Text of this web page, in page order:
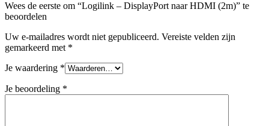
Wees de eerste om “Logilink – DisplayPort naar HDMI (2m)” te
beoordelen
Uw e-mailadres wordt niet gepubliceerd. Vereiste velden zijn
gemarkeerd met *
Je waardering *
Je beoordeling *